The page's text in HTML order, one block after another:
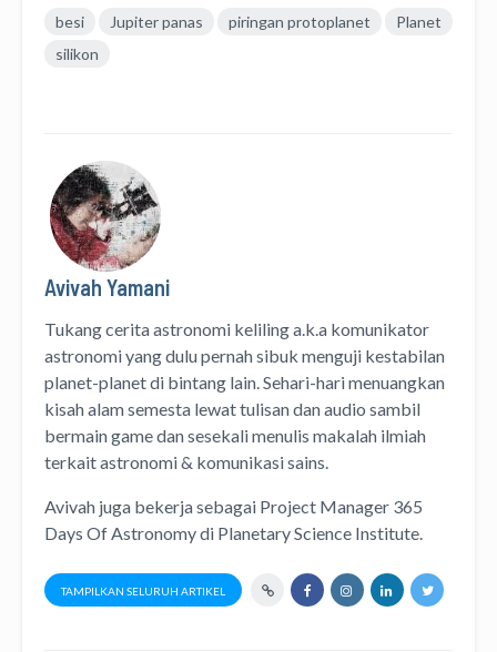
besi Jupiter panas piringan protoplanet
Planet
silikon
Avivah Yamani
Tukang cerita astronomi kelilinga.k.a komunikator
astronomiyang dulu pernah sibuk menguji kestabilan
planet-planet di bintang lain. Sehari-hari menuangkan
kisah alam semesta lewattulisandanaudio sambil
bermain game dan sesekali menulis makalah ilmiah
terkait astronomi & komunikasi sains.
Avivah juga bekerja sebagai Project Manager 365
Days Of Astronomydi Planetary Science Institute.
TAMPILKAN SELURUH ARTIKEL